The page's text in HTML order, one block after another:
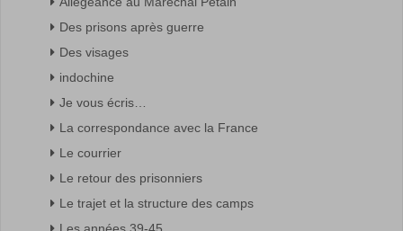
Des prisons après guerre
Des visages
indochine
Je vous écris…
La correspondance avec la France
Le courrier
Le retour des prisonniers
Le trajet et la structure des camps